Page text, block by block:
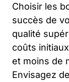
Choisir les
succès de
qualité
coûts
et moins de
Envisagez